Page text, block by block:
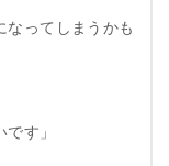
なってしまうかも
す」